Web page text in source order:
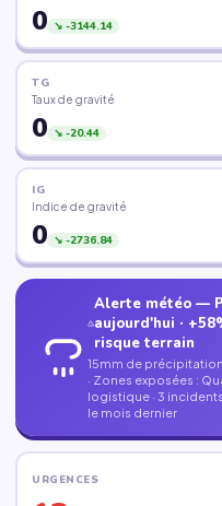
0 ↘ -3144.14
TG
Taux de gravité
0 ↘ -20.44
IG
Indice de gravité
0 ↘ -2736.84
Alerte météo —
aujourd'hui ·
risque terrain
15mm de
· Zones exposées :
logistique · 3
le mois dernier
URGENCES